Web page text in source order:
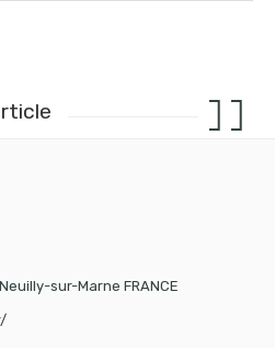
sur-Marne FRANCE